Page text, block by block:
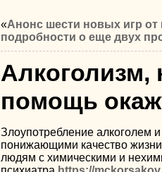
«Анонс шести новых игр от
подробности о еще двух
Алкоголизм,
помощь
Злоупотребление алкоголем
понижающими качество
людям с химическими и